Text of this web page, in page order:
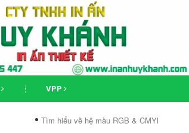
VPP
Tìm hiểu về hệ màu RGB & CMYK Phân biệt